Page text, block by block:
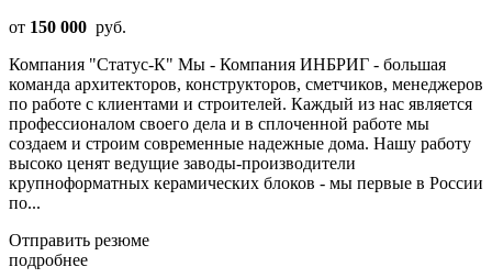
от 150 000 руб.
Компания "Статус-К" Мы - Компания ИНБРИГ - большая
команда архитекторов, конструкторов, сметчиков, менеджеров
по работе с клиентами и строителей. Каждый из нас является
профессионалом своего дела и в сплоченной работе мы
создаем и строим современные надежные дома. Нашу работу
высоко ценят ведущие заводы-производители
крупноформатных керамических блоков - мы первые в России
по...
Отправить резюме
подробнее